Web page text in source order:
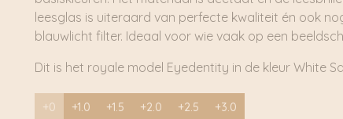
leesglas is uiteraard van perfecte kwaliteit én ook
blauwlicht filter. Ideaal voor wie vaak op een
Dit is het royale model Eyedentity in de kleur White
+0 +1.0 +1.5 +2.0 +2.5 +3.0